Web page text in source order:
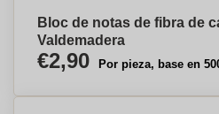
Bloc de notas de fibra de
Valdemadera
€2,90 Por pieza, base en